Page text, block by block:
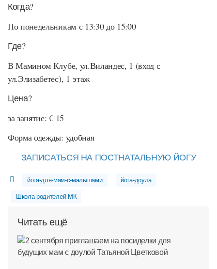
Когда?
По понедельникам с 13:30 до 15:00
Где?
В Мамином Клубе, ул.Виландес, 1 (вход с
ул.Элизабетес), 1 этаж
Цена?
за занятие: € 15
Форма одежды: удобная
ЗАПИСАТЬСЯ НА ПОСТНАТАЛЬНУЮ ЙОГУ
йога-для-мам-с-малышами йога-доула
Школа-родителей-МК
Читать ещё